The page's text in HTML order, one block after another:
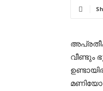
വീണ്ടും